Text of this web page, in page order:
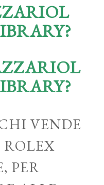
VENDE
ROLEX
PER